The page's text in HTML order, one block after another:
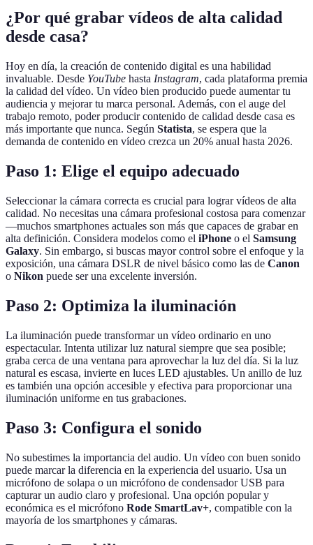
¿Por qué grabar vídeos de alta calidad
desde casa?
Hoy en día, la creación de contenido digital es una habilidad
invaluable. Desde YouTube hasta Instagram, cada plataforma premia
la calidad del vídeo. Un vídeo bien producido puede aumentar tu
audiencia y mejorar tu marca personal. Además, con el auge del
trabajo remoto, poder producir contenido de calidad desde casa es
más importante que nunca. Según Statista, se espera que la
demanda de contenido en vídeo crezca un 20% anual hasta 2026.
Paso 1: Elige el equipo adecuado
Seleccionar la cámara correcta es crucial para lograr vídeos de alta
calidad. No necesitas una cámara profesional costosa para comenzar
—muchos smartphones actuales son más que capaces de grabar en
alta definición. Considera modelos como el iPhone o el Samsung
Galaxy. Sin embargo, si buscas mayor control sobre el enfoque y la
exposición, una cámara DSLR de nivel básico como las de Canon
o Nikon puede ser una excelente inversión.
Paso 2: Optimiza la iluminación
La iluminación puede transformar un vídeo ordinario en uno
espectacular. Intenta utilizar luz natural siempre que sea posible;
graba cerca de una ventana para aprovechar la luz del día. Si la luz
natural es escasa, invierte en luces LED ajustables. Un anillo de luz
es también una opción accesible y efectiva para proporcionar una
iluminación uniforme en tus grabaciones.
Paso 3: Configura el sonido
No subestimes la importancia del audio. Un vídeo con buen sonido
puede marcar la diferencia en la experiencia del usuario. Usa un
micrófono de solapa o un micrófono de condensador USB para
capturar un audio claro y profesional. Una opción popular y
económica es el micrófono Rode SmartLav+, compatible con la
mayoría de los smartphones y cámaras.